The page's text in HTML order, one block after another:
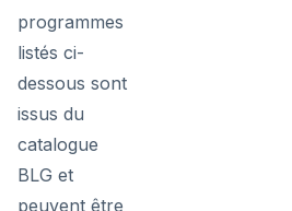
programmes
listés ci-
dessous sont
issus du
catalogue
BLG et
peuvent être